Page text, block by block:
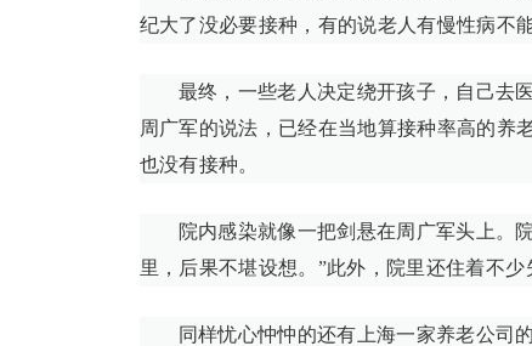
纪大了没必要接种，有的说老人有慢性病不
最终，一些老人决定绕开孩子，自己去
周广军的说法，已经在当地算接种率高的养
也没有接种。
院内感染就像一把剑悬在周广军头上。
里，后果不堪设想。”此外，院里还住着不
同样忧心忡忡的还有上海一家养老公司